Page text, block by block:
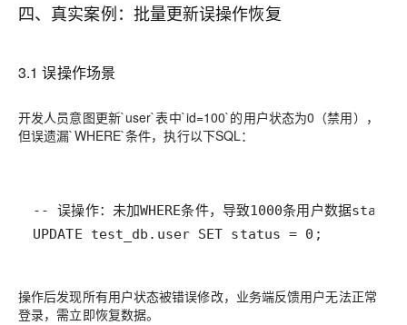
四、真实案例：批量更新误操作恢复
3.1 误操作场景
开发人员意图更新`user`表中`id=100`的用户状态为0（禁用），
但误遗漏`WHERE`条件，执行以下SQL：
UPDATE test_db.user SET status = 0;
操作后发现所有用户状态被错误修改，业务端反馈用户无法正常
登录，需立即恢复数据。